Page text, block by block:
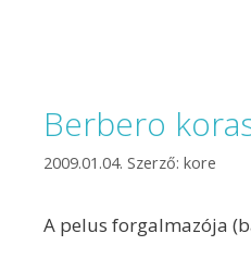
Berbero
2009.01.04. Szerző: kore
A pelus forgalmazója